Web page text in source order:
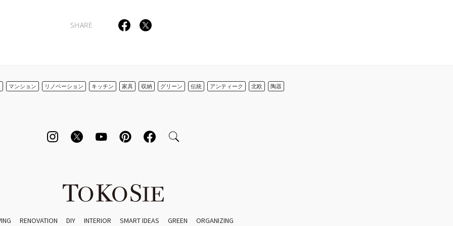
SHARE
マンション リノベーション キッチン 家具 収納 グリーン 伝統 アンティーク 北欧 陶器
RENOVATION DIY INTERIOR SMART IDEAS GREEN ORGANIZING